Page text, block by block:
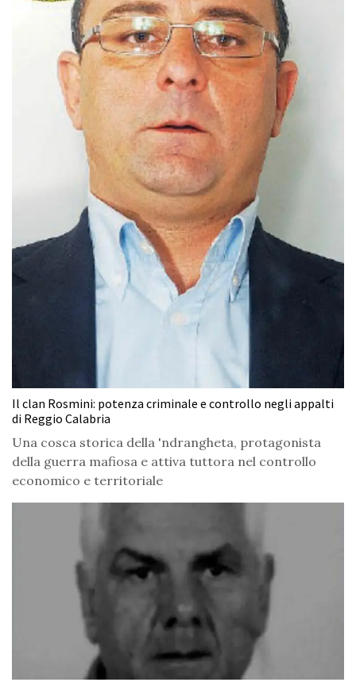
Il clan Rosmini: potenza criminale e controllo negli appalti
di Reggio Calabria
Una cosca storica della 'ndrangheta, protagonista
della guerra mafiosa e attiva tuttora nel controllo
economico e territoriale